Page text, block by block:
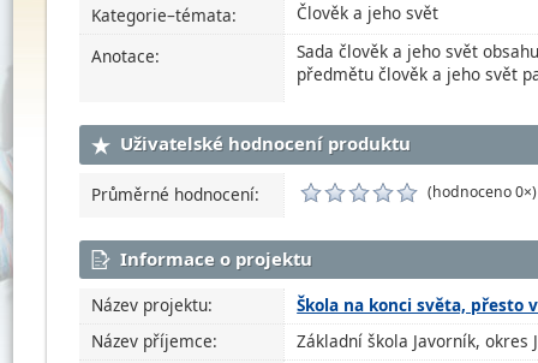
Kategorie–témata:
Člověk a jeho svět
Anotace:
Sada člověk a jeho svět
předmětu člověk a jeho svět
Uživatelské hodnocení produktu
Průměrné hodnocení: (hodnoceno 0×)
Informace o projektu
Název projektu:
Škola na konci světa, přesto
Název příjemce:
Základní škola Javorník, okres